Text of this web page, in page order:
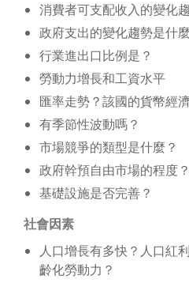
消費者可支配收入的變化
政府支出的變化趨勢是什
行業進出口比例是？
勞動力增長和工資水平
匯率走勢？該國的貨幣經
有季節性波動嗎？
市場競爭的類型是什麼？
政府幹預自由市場的程度？
基礎設施是否完善？
社會因素
人口增長有多快？人口紅
齡化勞動力？